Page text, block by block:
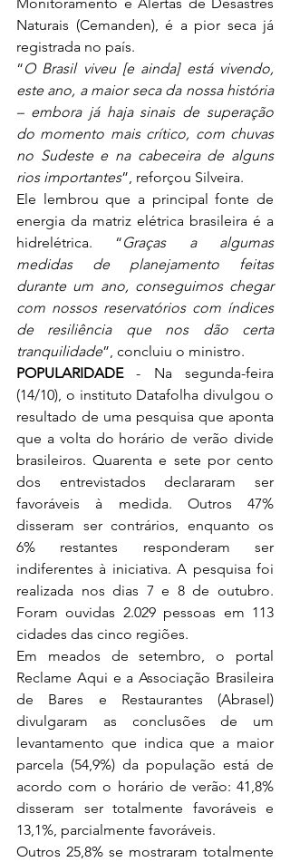
Naturais (Cemanden), é a pior seca já
registrada no país.
“O Brasil viveu [e ainda] está vivendo,
este ano, a maior seca da nossa história
– embora já haja sinais de superação
do momento mais crítico, com chuvas
no Sudeste e na cabeceira de alguns
rios importantes”, reforçou Silveira.
Ele lembrou que a principal fonte de
energia da matriz elétrica brasileira é a
hidrelétrica. “Graças a algumas
medidas de planejamento feitas
durante um ano, conseguimos chegar
com nossos reservatórios com índices
de resiliência que nos dão certa
tranquilidade”, concluiu o ministro.
POPULARIDADE - Na segunda-feira
(14/10), o instituto Datafolha divulgou o
resultado de uma pesquisa que aponta
que a volta do horário de verão divide
brasileiros. Quarenta e sete por cento
dos entrevistados declararam ser
favoráveis à medida. Outros 47%
disseram ser contrários, enquanto os
6% restantes responderam ser
indiferentes à iniciativa. A pesquisa foi
realizada nos dias 7 e 8 de outubro.
Foram ouvidas 2.029 pessoas em 113
cidades das cinco regiões.
Em meados de setembro, o portal
Reclame Aqui e a Associação Brasileira
de Bares e Restaurantes (Abrasel)
divulgaram as conclusões de um
levantamento que indica que a maior
parcela (54,9%) da população está de
acordo com o horário de verão: 41,8%
disseram ser totalmente favoráveis e
13,1%, parcialmente favoráveis.
Outros 25,8% se mostraram totalmente